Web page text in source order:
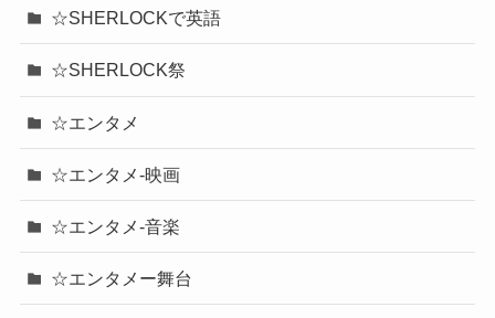
☆SHERLOCKで英語
☆SHERLOCK祭
☆エンタメ
☆エンタメ-映画
☆エンタメ-音楽
☆エンタメー舞台